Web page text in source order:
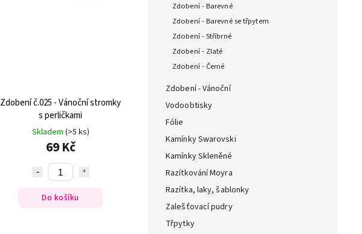
Zdobení - Barevné
Zdobení - Barevné se třpytem
Zdobení - Stříbrné
Zdobení - Zlaté
Zdobení - Černé
Zdobení - Vánoční
Vodoobtisky
Fólie
Kamínky Swarovski
Kamínky Skleněné
Razítkování Moyra
Razítka, laky, šablonky
Zalešťovací pudry
Třpytky
Zdobení č.025 - Vánoční stromky
s perličkami
Skladem (>5 ks)
69 Kč
Do košíku